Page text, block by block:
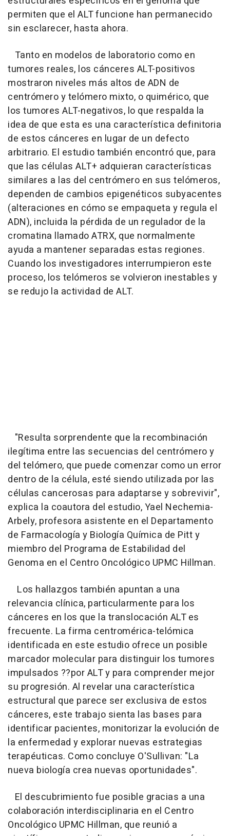
permiten que el ALT funcione han permanecido
sin esclarecer, hasta ahora.
Tanto en modelos de laboratorio como en
tumores reales, los cánceres ALT-positivos
mostraron niveles más altos de ADN de
centrómero y telómero mixto, o quimérico, que
los tumores ALT-negativos, lo que respalda la
idea de que esta es una característica definitoria
de estos cánceres en lugar de un defecto
arbitrario. El estudio también encontró que, para
que las células ALT+ adquieran características
similares a las del centrómero en sus telómeros,
dependen de cambios epigenéticos subyacentes
(alteraciones en cómo se empaqueta y regula el
ADN), incluida la pérdida de un regulador de la
cromatina llamado ATRX, que normalmente
ayuda a mantener separadas estas regiones.
Cuando los investigadores interrumpieron este
proceso, los telómeros se volvieron inestables y
se redujo la actividad de ALT.
"Resulta sorprendente que la recombinación
ilegítima entre las secuencias del centrómero y
del telómero, que puede comenzar como un error
dentro de la célula, esté siendo utilizada por las
células cancerosas para adaptarse y sobrevivir",
explica la coautora del estudio, Yael Nechemia-
Arbely, profesora asistente en el Departamento
de Farmacología y Biología Química de Pitt y
miembro del Programa de Estabilidad del
Genoma en el Centro Oncológico UPMC Hillman.
Los hallazgos también apuntan a una
relevancia clínica, particularmente para los
cánceres en los que la translocación ALT es
frecuente. La firma centromérica-telómica
identificada en este estudio ofrece un posible
marcador molecular para distinguir los tumores
impulsados ??por ALT y para comprender mejor
su progresión. Al revelar una característica
estructural que parece ser exclusiva de estos
cánceres, este trabajo sienta las bases para
identificar pacientes, monitorizar la evolución de
la enfermedad y explorar nuevas estrategias
terapéuticas. Como concluye O'Sullivan: "La
nueva biología crea nuevas oportunidades".
El descubrimiento fue posible gracias a una
colaboración interdisciplinaria en el Centro
Oncológico UPMC Hillman, que reunió a